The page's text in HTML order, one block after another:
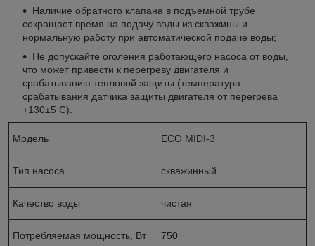
Наличие обратного клапана в подъемной трубе
сокращает время на подачу воды из скважины и
нормальную работу при автоматической подаче воды;
Не допускайте оголения работающего насоса от воды,
что может привести к перегреву двигателя и
срабатыванию тепловой защиты (температура
срабатывания датчика защиты двигателя от перегрева
+130±5 С).
Модель ECO MIDI-3
Тип насоса скважинный
Качество воды чистая
Потребляемая мощность, Вт 750